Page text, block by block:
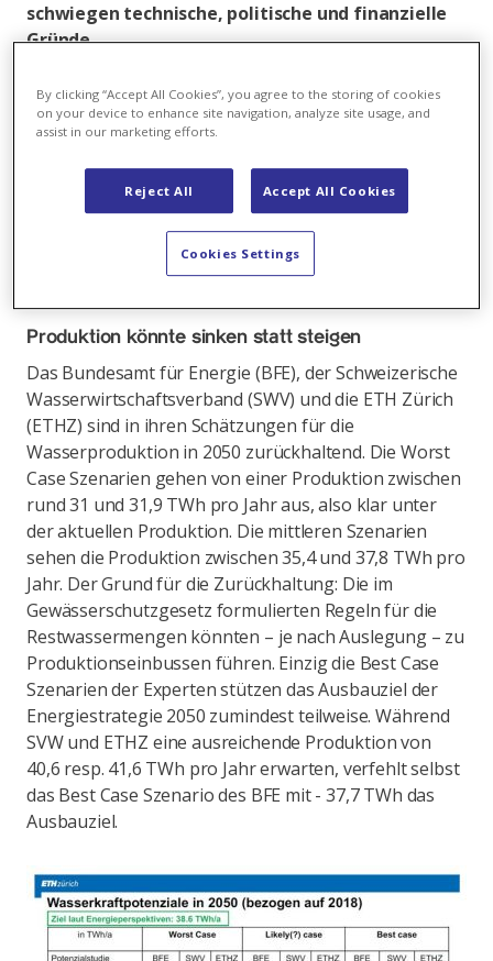
schwiegen technische, politische und finanzielle
Gründe.
Schweizer Stromversorgung. Ebenso klar ist: Das
Potenzial dieser fast C02-freien Stromproduktion ist
hierzulande weitgehend ausgeschöpft. Das sieht auch
der Bund so. Denn in der Energiestrategie 2050 soll
die Wasserkraft zwar weiter ausgebaut werden, aber
nur um vergleichsweise bescheidene sieben Prozent.
Und selbst daran bestehen aus Expertensicht
Produktion könnte sinken statt steigen
Das Bundesamt für Energie (BFE), der Schweizerische
Wasserwirtschaftsverband (SWV) und die ETH Zürich
(ETHZ) sind in ihren Schätzungen für die
Wasserproduktion in 2050 zurückhaltend. Die Worst
Case Szenarien gehen von einer Produktion zwischen
rund 31 und 31,9 TWh pro Jahr aus, also klar unter
der aktuellen Produktion. Die mittleren Szenarien
sehen die Produktion zwischen 35,4 und 37,8 TWh pro
Jahr. Der Grund für die Zurückhaltung: Die im
Gewässerschutzgesetz formulierten Regeln für die
Restwassermengen könnten – je nach Auslegung – zu
Produktionseinbussen führen. Einzig die Best Case
Szenarien der Experten stützen das Ausbauziel der
Energiestrategie 2050 zumindest teilweise. Während
SVW und ETHZ eine ausreichende Produktion von
40,6 resp. 41,6 TWh pro Jahr erwarten, verfehlt selbst
das Best Case Szenario des BFE mit - 37,7 TWh das
Ausbauziel.
By clicking “Accept All Cookies”, you agree to the storing of cookies
on your device to enhance site navigation, analyze site usage, and
assist in our marketing efforts.
Reject All Accept All Cookies
Cookies Settings